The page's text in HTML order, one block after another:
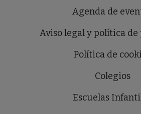
Agenda de
Aviso legal y política
Política de
Colegios
Escuelas